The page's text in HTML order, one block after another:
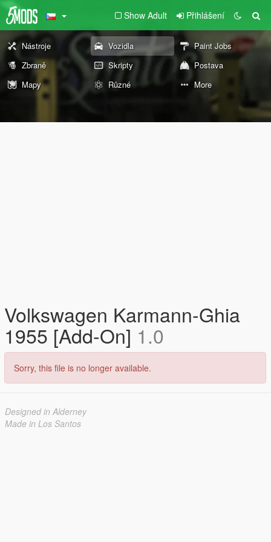
Show Adult Přihlášení
Nástroje Vozidla
Paint Jobs
Zbraně
Skripty
Postava
Mapy
Různé More
Volkswagen Karmann-Ghia
1955 [Add-On] 1.0
Sorry, this file is no longer available.
Designed in Alderney
Made in Los Santos